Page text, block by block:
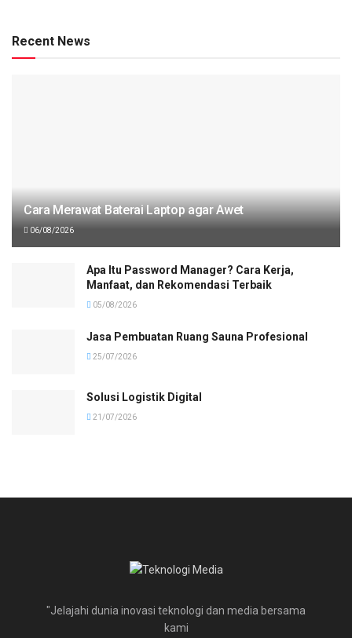
Recent News
Cara Merawat Baterai Laptop agar Awet
06/08/2026
Apa Itu Password Manager? Cara Kerja,
Manfaat, dan Rekomendasi Terbaik
05/08/2026
Jasa Pembuatan Ruang Sauna Profesional
25/07/2026
Solusi Logistik Digital
21/07/2026
"Jelajahi dunia inovasi teknologi dan media bersama
kami